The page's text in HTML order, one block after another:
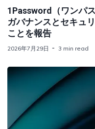
1Password（ワンパ
ガバナンスとセキュ
ことを報告
2026年7月29日 3 min read